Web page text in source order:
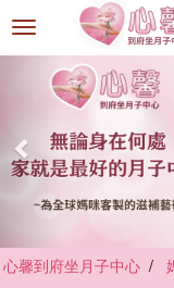
選
單
心馨到府坐月子中心